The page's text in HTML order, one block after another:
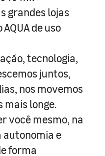
grandes lojas
de uso
tecnologia,
juntos,
nos movemos
mais longe.
você mesmo, na
autonomia e
forma